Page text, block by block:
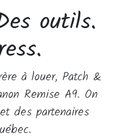
outils.
à louer, Patch &
Remise A9. On
des partenaires